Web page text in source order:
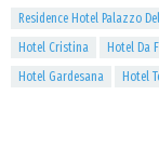
Residence Hotel Palazzo
Hotel Cristina
Hotel Da
Hotel Gardesana
Hotel